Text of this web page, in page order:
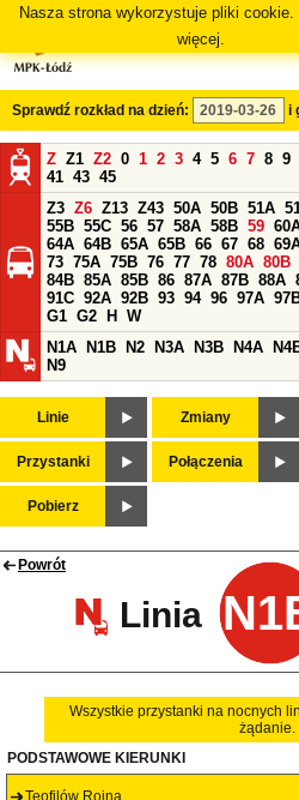
Nasza strona wykorzystuje pliki cookie.
więcej.
Sprawdź rozkład na dzień: i
Z Z1 Z2 0 1 2 3 4 5 6 7 8 9
41 43 45
Z3 Z6 Z13 Z43 50A 50B 51A
55B 55C 56 57 58A 58B 59
64A 64B 65A 65B 66 67 68
73 75A 75B 76 77 78 80A 80B
84B 85A 85B 86 87A 87B 88A
91C 92A 92B 93 94 96 97A
G1 G2 H
W
N1A
N1B N2 N3A N3B N4A
N9
Linie Zmiany
Przystanki Połączenia
Pobierz
Powrót
Linia
Wszystkie przystanki na nocnych
żądanie.
PODSTAWOWE KIERUNKI
Teofilów Rojna